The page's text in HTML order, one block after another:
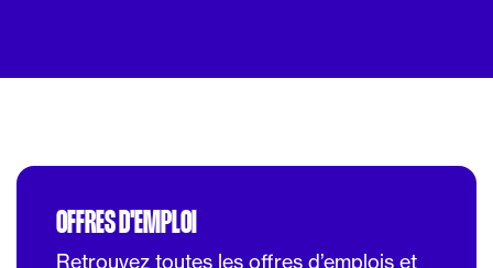
OFFRES D'EMPLOI
Retrouvez toutes les offres d’emplois et